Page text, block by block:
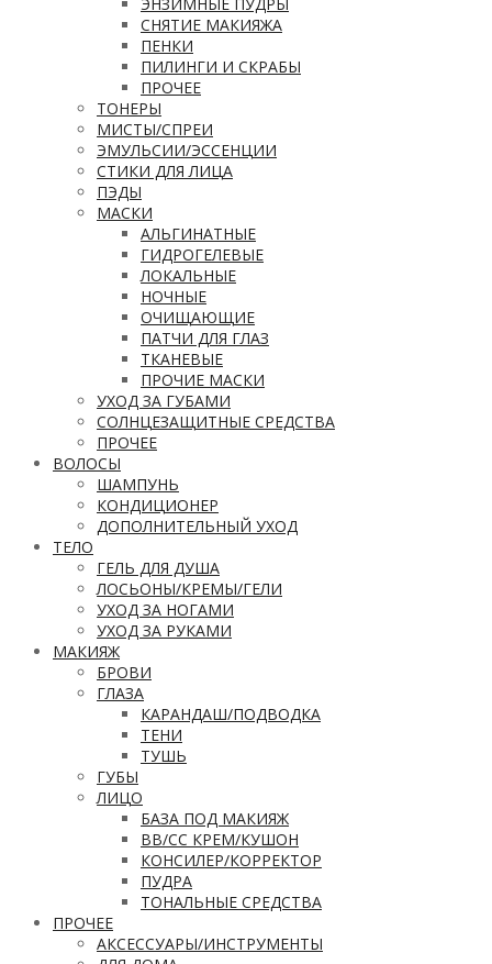
СНЯТИЕ МАКИЯЖА
ПЕНКИ
ПИЛИНГИ И СКРАБЫ
ПРОЧЕЕ
ТОНЕРЫ
МИСТЫ/СПРЕИ
ЭМУЛЬСИИ/ЭССЕНЦИИ
СТИКИ ДЛЯ ЛИЦА
ПЭДЫ
МАСКИ
АЛЬГИНАТНЫЕ
ГИДРОГЕЛЕВЫЕ
ЛОКАЛЬНЫЕ
НОЧНЫЕ
ОЧИЩАЮЩИЕ
ПАТЧИ ДЛЯ ГЛАЗ
ТКАНЕВЫЕ
ПРОЧИЕ МАСКИ
УХОД ЗА ГУБАМИ
СОЛНЦЕЗАЩИТНЫЕ СРЕДСТВА
ПРОЧЕЕ
ВОЛОСЫ
ШАМПУНЬ
КОНДИЦИОНЕР
ДОПОЛНИТЕЛЬНЫЙ УХОД
ТЕЛО
ГЕЛЬ ДЛЯ ДУША
ЛОСЬОНЫ/КРЕМЫ/ГЕЛИ
УХОД ЗА НОГАМИ
УХОД ЗА РУКАМИ
МАКИЯЖ
БРОВИ
ГЛАЗА
КАРАНДАШ/ПОДВОДКА
ТЕНИ
ТУШЬ
ГУБЫ
ЛИЦО
БАЗА ПОД МАКИЯЖ
ВВ/CC КРЕМ/КУШОН
КОНСИЛЕР/КОРРЕКТОР
ПУДРА
ТОНАЛЬНЫЕ СРЕДСТВА
ПРОЧЕЕ
АКСЕССУАРЫ/ИНСТРУМЕНТЫ